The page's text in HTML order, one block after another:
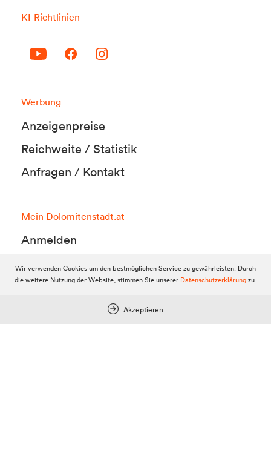
KI-Richtlinien
Werbung
Anzeigenpreise
Reichweite / Statistik
Anfragen / Kontakt
Mein Dolomitenstadt.at
Anmelden
Registrieren
FAQ & Service
Wir verwenden Cookies um den bestmöglichen Service zu gewährleisten. Durch
die weitere Nutzung der Website, stimmen Sie unserer Datenschutzerklärungzu.
Akzeptieren